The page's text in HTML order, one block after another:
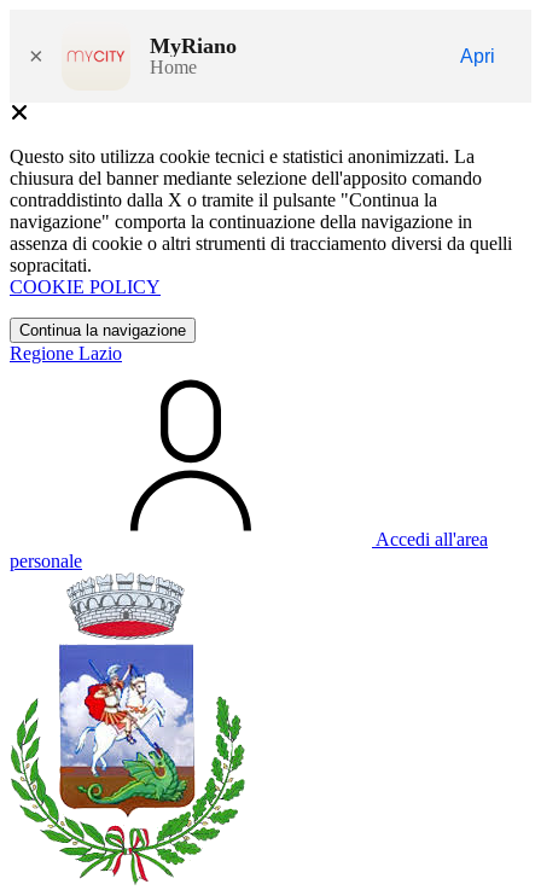
× MyRiano
Home
Apri
Questo sito utilizza cookie tecnici e statistici anonimizzati. La
chiusura del banner mediante selezione dell'apposito comando
contraddistinto dalla X o tramite il pulsante "Continua la
navigazione" comporta la continuazione della navigazione in
assenza di cookie o altri strumenti di tracciamento diversi da quelli
sopracitati.
COOKIE POLICY
Continua la navigazione
Regione Lazio
Accedi all'area
personale